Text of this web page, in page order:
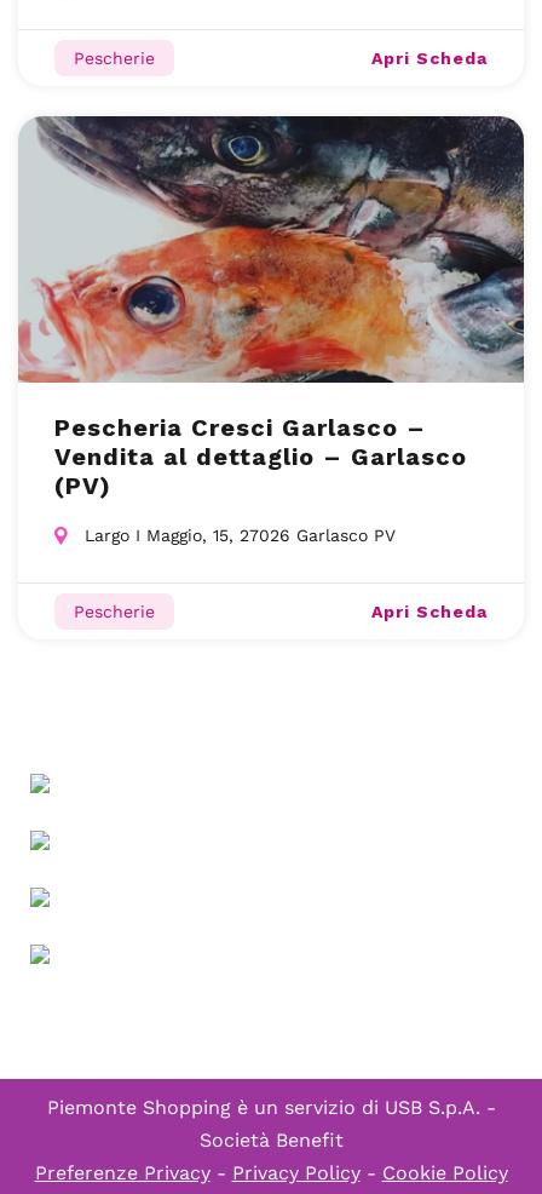
Pescherie Apri Scheda
Pescheria Cresci Garlasco –
Vendita al dettaglio – Garlasco
(PV)
Largo I Maggio, 15, 27026 Garlasco PV
Pescherie Apri Scheda
Piemonte Shopping è un servizio di USB S.p.A. -
Società Benefit
Preferenze Privacy- Privacy Policy- Cookie Policy